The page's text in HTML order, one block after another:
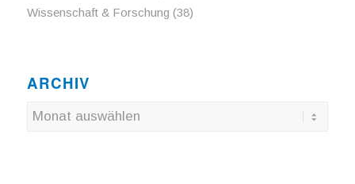
Wissenschaft & Forschung (38)
ARCHIV